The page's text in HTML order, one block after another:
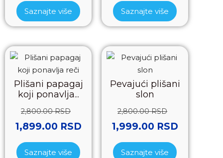
Saznajte više Saznajte više
Plišani papagaj
koji ponavlja...
2,800.00RSD
1,899.00 RSD
Saznajte više
Pevajući plišani
slon
2,800.00RSD
1,999.00 RSD
Saznajte više